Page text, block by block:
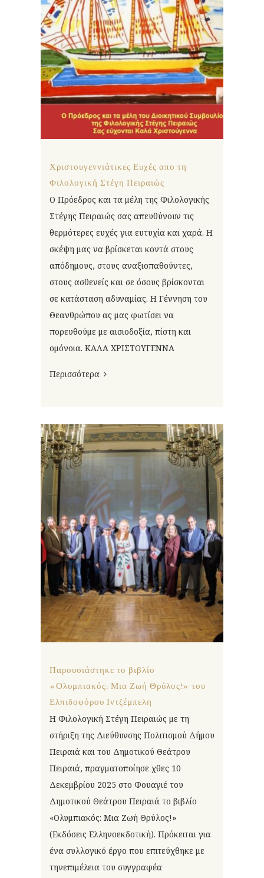
Χριστουγεννιάτικες Ευχές απο τη
Φιλολογική Στέγη Πειραιώς
Ο Πρόεδρος και τα μέλη της Φιλολογικής
Στέγης Πειραιώς σας απευθύνουν τις
θερμότερες ευχές για ευτυχία και χαρά. Η
σκέψη μας να βρίσκεται κοντά στους
απόδημους, στους αναξιοπαθούντες,
στους ασθενείς και σε όσους βρίσκονται
σε κατάσταση αδυναμίας. Η Γέννηση του
Θεανθρώπου ας μας φωτίσει να
πορευθούμε με αισιοδοξία, πίστη και
ομόνοια. ΚΑΛΑ ΧΡΙΣΤΟΥΓΕΝΝΑ
Περισσότερα
Παρουσιάστηκε το βιβλίο
«Ολυμπιακός: Μια Ζωή Θρύλος!» του
Ελπιδοφόρου Ιντζέμπελη
Η Φιλολογική Στέγη Πειραιώς με τη
στήριξη της Διεύθυνσης Πολιτισμού Δήμου
Πειραιά και του Δημοτικού Θεάτρου
Πειραιά, πραγματοποίησε χθες 10
Δεκεμβρίου 2025 στο Φουαγιέ του
Δημοτικού Θεάτρου Πειραιά το βιβλίο
«Ολυμπιακός: Μια Ζωή Θρύλος!»
(Εκδόσεις Ελληνοεκδοτική). Πρόκειται για
ένα συλλογικό έργο που επιτεύχθηκε με
τηνεπιμέλεια του συγγραφέα